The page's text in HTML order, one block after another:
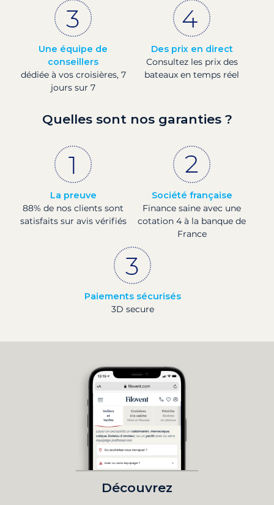
Une équipe de
conseillers
dédiée à vos croisières, 7
jours sur 7
Des prix en direct
Consultez les prix des
bateaux en temps réel
Quelles sont nos garanties ?
La preuve
88% de nos clients sont
satisfaits sur avis vérifiés
Société française
Finance saine avec une
cotation 4 à la banque de
France
Paiements sécurisés
3D secure
Découvrez